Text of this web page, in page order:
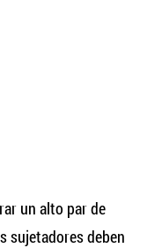
un alto par de
sujetadores deben